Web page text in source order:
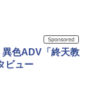
異色ADV「終天教
ビュー